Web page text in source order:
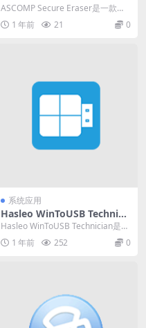
v7.000 数据擦除软件多语便携
版下载
ASCOMP Secure Eraser是一款全
面的数据擦除软件，旨在彻底删除
计...1 年前 21 0
系统应用
Hasleo WinToUSB Technici
an v9.6.0.2一款免费的Windo
ws系统安装工具
Hasleo WinToUSB Technician是一
款免费的Windows系...
1 年前 252 0